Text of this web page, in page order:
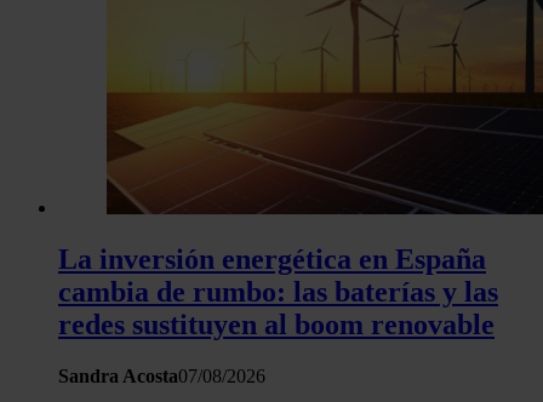
La inversión energética en España
cambia de rumbo: las baterías y las
redes sustituyen al boom renovable
Sandra Acosta07/08/2026